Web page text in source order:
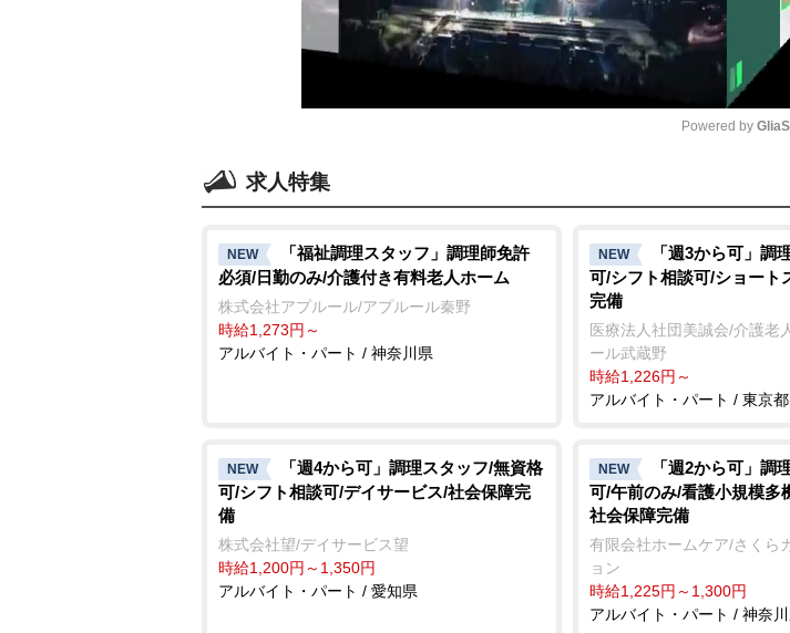
t
e
Powered by
求人特集
NEW
「福祉調理スタッフ」調理師免許
必須/日勤のみ/介護付き有料老人ホーム
株式会社アプルール/アプルール秦野
時給1,273円～
アルバイト・パート / 神奈川県
NEW
「週3から可」調
可/シフト相談可/ショート
完備
医療法人社団美誠会/介護老
ール武蔵野
時給1,226円～
アルバイト・パート / 東京都
NEW
「週4から可」調理スタッフ/無資格
可/シフト相談可/デイサービス/社会保障完
備
株式会社望/デイサービス望
時給1,200円～1,350円
アルバイト・パート / 愛知県
NEW
「週2から可」調
可/午前のみ/看護小規模多
社会保障完備
有限会社ホームケア/さくら
ョン
時給1,225円～1,300円
アルバイト・パート / 神奈